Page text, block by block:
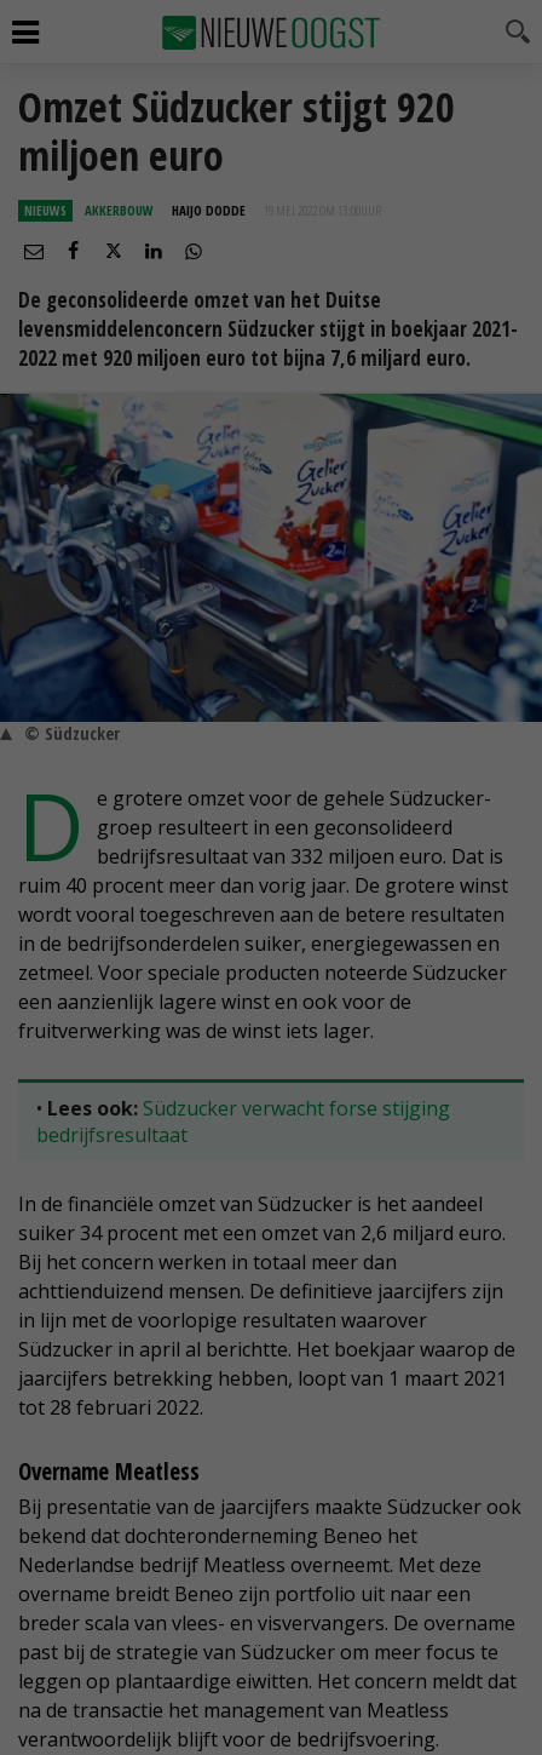
Omzet Südzucker stijgt 920
miljoen euro
NIEUWS AKKERBOUW HAIJO DODDE 19 MEI 2022 OM 13:00
De geconsolideerde omzet van het Duitse
levensmiddelenconcern Südzucker stijgt in boekjaar 2021-
2022 met 920 miljoen euro tot bijna 7,6 miljard euro.
© Südzucker
D
e grotere omzet voor de gehele Südzucker-
groep resulteert in een geconsolideerd
bedrijfsresultaat van 332 miljoen euro. Dat is
ruim 40 procent meer dan vorig jaar. De grotere winst
wordt vooral toegeschreven aan de betere resultaten
in de bedrijfsonderdelen suiker, energiegewassen en
zetmeel. Voor speciale producten noteerde Südzucker
een aanzienlijk lagere winst en ook voor de
fruitverwerking was de winst iets lager.
• Lees ook: Südzucker verwacht forse stijging
bedrijfsresultaat
In de financiële omzet van Südzucker is het aandeel
suiker 34 procent met een omzet van 2,6 miljard euro.
Bij het concern werken in totaal meer dan
achttienduizend mensen. De definitieve jaarcijfers zijn
in lijn met de voorlopige resultaten waarover
Südzucker in april al berichtte. Het boekjaar waarop de
jaarcijfers betrekking hebben, loopt van 1 maart 2021
tot 28 februari 2022.
Overname Meatless
Bij presentatie van de jaarcijfers maakte Südzucker ook
bekend dat dochteronderneming Beneo het
Nederlandse bedrijf Meatless overneemt. Met deze
overname breidt Beneo zijn portfolio uit naar een
breder scala van vlees- en visvervangers. De overname
past bij de strategie van Südzucker om meer focus te
leggen op plantaardige eiwitten. Het concern meldt dat
na de transactie het management van Meatless
verantwoordelijk blijft voor de bedrijfsvoering.